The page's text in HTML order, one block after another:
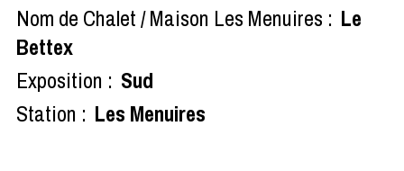
Nom de Chalet / Maison Les Menuires : Le
Bettex
Exposition : Sud
Station : Les Menuires